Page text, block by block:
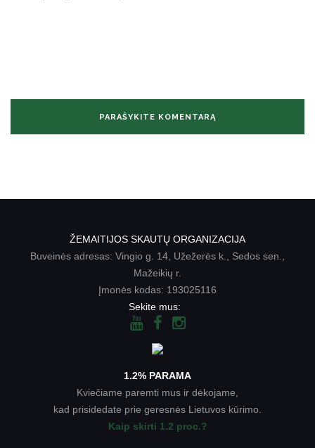
ŽEMAITIJOS SKAUTŲ ORGANIZACIJA
Buveinės adresas: Vingio g. 14, Užežerės k., Sedos sen.,
Mažeikių r.
Įmonės kodas: 193025116
Sekite mus:
1.2% PARAMA
Kviečiame paremti mus ir dėkojame,
kad prisidedate prie geresnės Lietuvos kūrimo.
Kaip skirti 1.2 proc.?